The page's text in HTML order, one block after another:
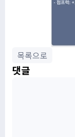
목록으로
댓글